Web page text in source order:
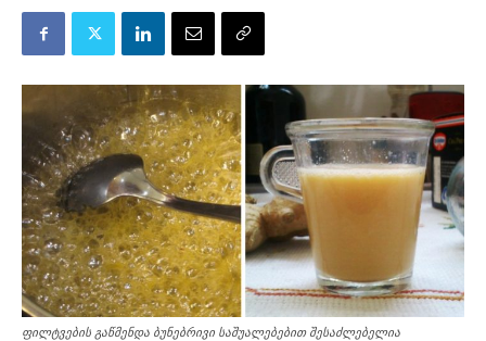
ფილტვების გაწმენდა ბუნებრივი საშუალებებით შესაძლებელია